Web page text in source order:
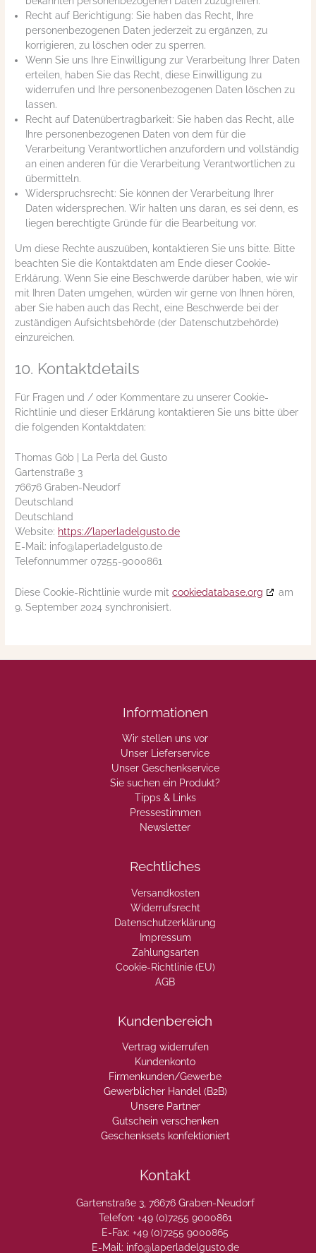
Recht auf Berichtigung: Sie haben das Recht, Ihre
personenbezogenen Daten jederzeit zu ergänzen, zu
korrigieren, zu löschen oder zu sperren.
Wenn Sie uns Ihre Einwilligung zur Verarbeitung Ihrer Daten
erteilen, haben Sie das Recht, diese Einwilligung zu
widerrufen und Ihre personenbezogenen Daten löschen zu
lassen.
Recht auf Datenübertragbarkeit: Sie haben das Recht, alle
Ihre personenbezogenen Daten von dem für die
Verarbeitung Verantwortlichen anzufordern und vollständig
an einen anderen für die Verarbeitung Verantwortlichen zu
übermitteln.
Widerspruchsrecht: Sie können der Verarbeitung Ihrer
Daten widersprechen. Wir halten uns daran, es sei denn, es
liegen berechtigte Gründe für die Bearbeitung vor.
Um diese Rechte auszuüben, kontaktieren Sie uns bitte. Bitte
beachten Sie die Kontaktdaten am Ende dieser Cookie-
Erklärung. Wenn Sie eine Beschwerde darüber haben, wie wir
mit Ihren Daten umgehen, würden wir gerne von Ihnen hören,
aber Sie haben auch das Recht, eine Beschwerde bei der
zuständigen Aufsichtsbehörde (der Datenschutzbehörde)
einzureichen.
10. Kontaktdetails
Für Fragen und / oder Kommentare zu unserer Cookie-
Richtlinie und dieser Erklärung kontaktieren Sie uns bitte über
die folgenden Kontaktdaten:
Thomas Göb | La Perla del Gusto
Gartenstraße 3
76676 Graben-Neudorf
Deutschland
Deutschland
Website: https://laperladelgusto.de
E-Mail: info@laperladelgusto.de
Telefonnummer 07255-9000861
Diese Cookie-Richtlinie wurde mitcookiedatabase.org
am
9. September 2024 synchronisiert.
Informationen
Wir stellen uns vor
Unser Lieferservice
Unser Geschenkservice
Sie suchen ein Produkt?
Tipps & Links
Pressestimmen
Newsletter
Rechtliches
Versandkosten
Widerrufsrecht
Datenschutzerklärung
Impressum
Zahlungsarten
Cookie-Richtlinie (EU)
AGB
Kundenbereich
Vertrag widerrufen
Kundenkonto
Firmenkunden/Gewerbe
Gewerblicher Handel (B2B)
Unsere Partner
Gutschein verschenken
Geschenksets konfektioniert
Kontakt
Gartenstraße 3, 76676 Graben-Neudorf
Telefon: +49 (0)7255 9000861
E-Fax: +49 (0)7255 9000865
E-Mail: info@laperladelgusto.de